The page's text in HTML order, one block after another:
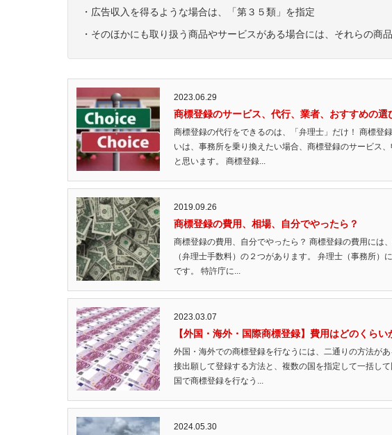
・広告収入を得るような場合は、「第３５類」を指定
・そのほかにも取り扱う商品やサービスがある場合には、それらの商
2023.06.29
商標登録のサービス、代行、業者、おすすめの選
商標登録の代行をできるのは、「弁理士」だけ！ 商標登
いは、事務所を乗り換えたい場合、商標登録のサービス
と思います。 商標登録...
2019.09.26
商標登録の費用、相場、自分でやったら？
商標登録の費用、自分でやったら？ 商標登録の費用には
（弁理士手数料）の２つがあります。 弁理士（事務所
です。 特許庁に...
2023.03.07
【外国・海外・国際商標登録】費用はどのくらい
外国・海外での商標登録を行なうには、二通りの方法が
接出願して登録する方法と、複数の国を指定して一括し
国で商標登録を行なう...
2024.05.30